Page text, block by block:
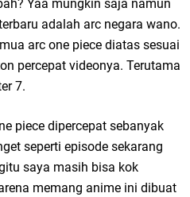
Yaa mungkin saja namun
adalah arc negara wano.
arc one piece diatas sesuai
percepat videonya. Terutama
7.
piece dipercepat sebanyak
seperti episode sekarang
saya masih bisa kok
memang anime ini dibuat